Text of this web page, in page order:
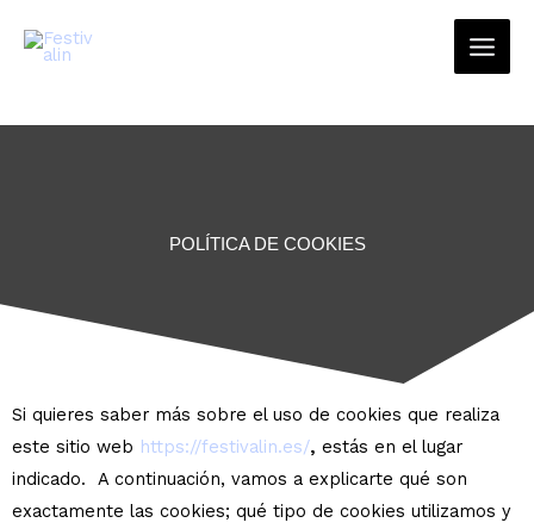
POLÍTICA DE COOKIES
Si quieres saber más sobre el uso de cookies que realiza
este sitio web https://festivalin.es/, estás en el lugar
indicado. A continuación, vamos a explicarte qué son
exactamente las cookies; qué tipo de cookies utilizamos y